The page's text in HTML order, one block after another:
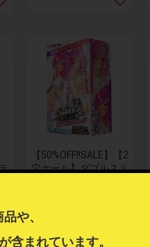
【50%OFF!!SALE】【2
穴ホール】ダブルスミ
￥1,679 (税込)
や、
含まれています。